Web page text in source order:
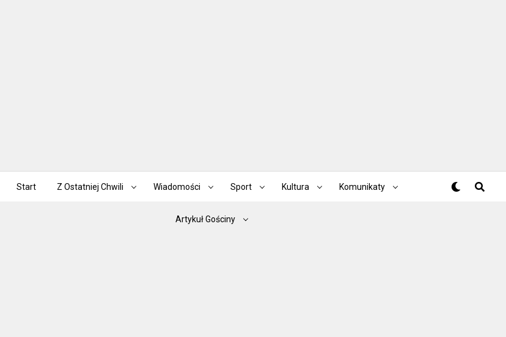
Start Z Ostatniej Chwili Wiadomości Sport Kultura Komunikaty
Artykuł Gościny